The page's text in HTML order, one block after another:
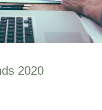
2020